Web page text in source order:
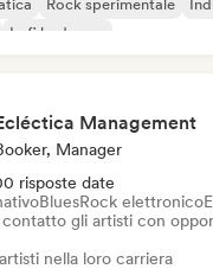
Rock sperimentale
Lofi bedroom
Management
Manager
risposte date
BluesRock elettronico
gli artisti con
nella loro carriera